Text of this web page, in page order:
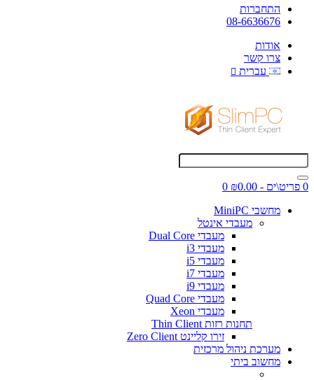
התחברות
08-6636676
אודות
צרו קשר
עברית
0 פריט\ים - ₪0.00
0
מחשבי MiniPC
מעבדי אינטל
מעבדי Dual Core
מעבדי i3
מעבדי i5
מעבדי i7
מעבדי i9
מעבדי Quad Core
מעבדי Xeon
תחנות רזות Thin Client
זירו קליינט Zero Client
מערכת ניהול מרכזית
מחשוב ביתי